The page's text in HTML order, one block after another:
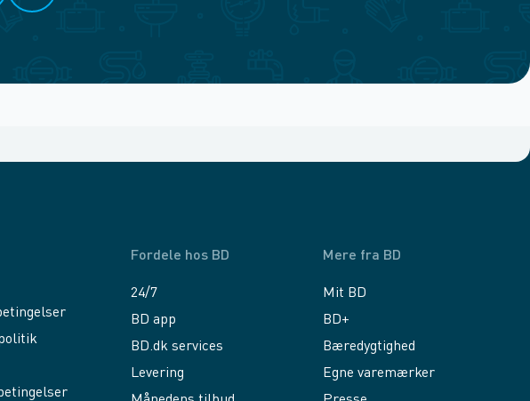
Fordele hos BD
24/7
BD app
BD.dk services
Levering
Mere fra BD
Mit BD
BD+
Bæredygtighed
Egne varemærker